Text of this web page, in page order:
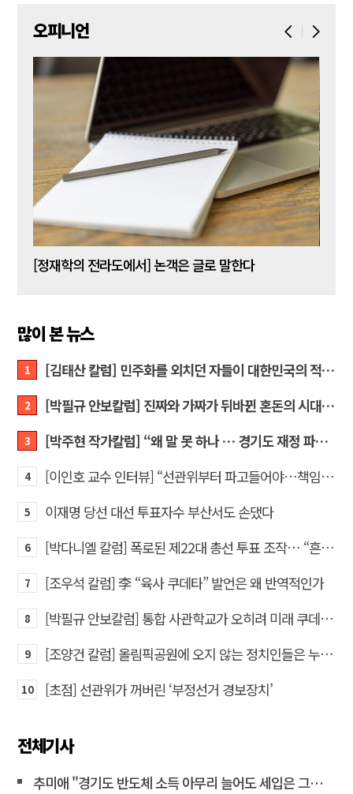
오피니언
[정재학의 전라도에서] 논객은 글로 말한다
많이 본 뉴스
1 [김태산 칼럼] 민주화를 외치던 자들이 대한민국의 적이고 간첩이었다
2 [박필규 안보칼럼] 진짜와 가짜가 뒤바뀐 혼돈의 시대, 안보 파탄은 막아야
3 [박주현 작가칼럼] “왜 말 못 하나 … 경기도 재정 파탄의 진짜 원인을”
4 [이인호 교수 인터뷰] “선관위부터 파고들어야…책임자 직접 고발하라”
5 이재명 당선 대선 투표자수 부산서도 손댔다
6 [박다니엘 칼럼] 폭로된 제22대 총선 투표 조작… “흔들리는 가짜 국회의원들”
7 [조우석 칼럼] 李 “육사 쿠데타” 발언은 왜 반역적인가
8 [박필규 안보칼럼] 통합 사관학교가 오히려 미래 쿠데타의 통로가 되는 이유
9 [조양건 칼럼] 올림픽공원에 오지 않는 정치인들은 누구인가
10 [초점] 선관위가 꺼버린 ‘부정선거 경보장치’
전체기사
추미애 "경기도 반도체 소득 아무리 늘어도 세입은 그대로"